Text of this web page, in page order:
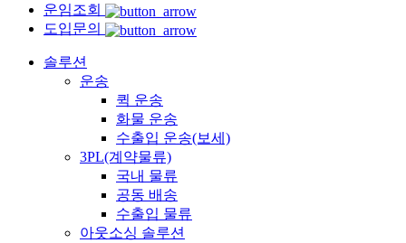
운임조회
도입문의
솔루션
운송
퀵 운송
화물 운송
수출입 운송(보세)
3PL(계약물류)
국내 물류
공동 배송
수출입 물류
아웃소싱 솔루션